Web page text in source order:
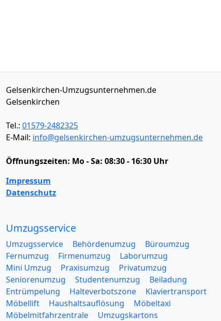
Gelsenkirchen-Umzugsunternehmen.de
Gelsenkirchen
Tel.: 01579-2482325
E-Mail: info@gelsenkirchen-umzugsunternehmen.de
Öffnungszeiten: Mo - Sa: 08:30 - 16:30 Uhr
Impressum
Datenschutz
Umzugsservice
Umzugsservice Behördenumzug
Büroumzug
Fernumzug
Firmenumzug
Laborumzug
Mini Umzug
Praxisumzug
Privatumzug
Seniorenumzug
Studentenumzug
Beiladung
Entrümpelung
Halteverbotszone
Klaviertransport
Möbellift
Haushaltsauflösung
Möbeltaxi
Möbelmitfahrzentrale
Umzugskartons